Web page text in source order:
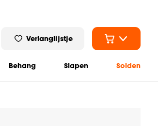
Verlanglijstje
Behang Slapen Solden